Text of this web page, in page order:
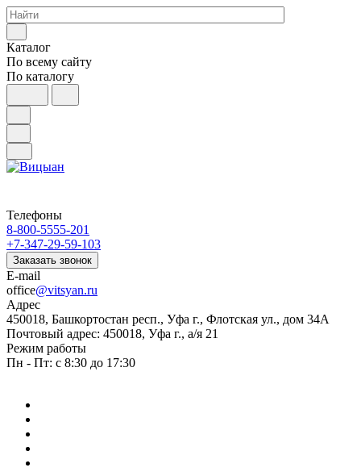
Каталог
По всему сайту
По каталогу
Телефоны
8-800-5555-201
+7-347-29-59-103
Заказать звонок
E-mail
office@vitsyan.ru
Адрес
450018, Башкортостан респ., Уфа г., Флотская ул., дом 34А
Почтовый адрес: 450018, Уфа г., а/я 21
Режим работы
Пн - Пт: с 8:30 до 17:30